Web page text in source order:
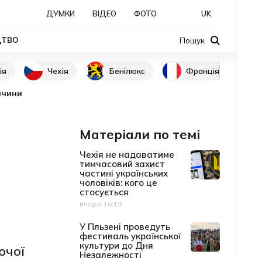
ДУМКИ ВІДЕО ФОТО UK
Пошук
Чехія Бенілюкс Франція
Матеріали по темі
Чехія не надаватиме
тимчасовий захист
частині українських
чоловіків: кого це
стосується
Дата публікації
вчора 16:19
У Пльзені проведуть
фестиваль української
культури до Дня
Незалежності